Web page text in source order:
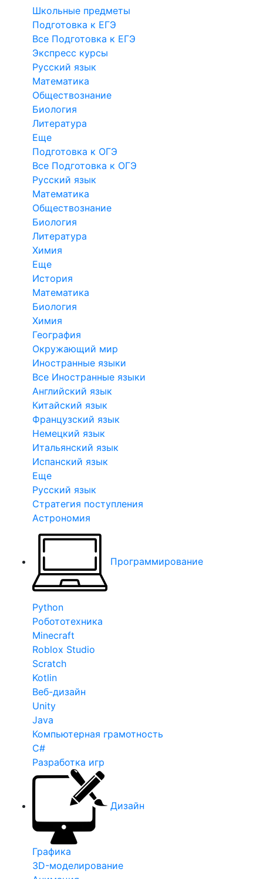
Школьные предметы
Подготовка к ЕГЭ
Все Подготовка к ЕГЭ
Экспресс курсы
Русский язык
Математика
Обществознание
Биология
Литература
Еще
Подготовка к ОГЭ
Все Подготовка к ОГЭ
Русский язык
Математика
Обществознание
Биология
Литература
Химия
Еще
История
Математика
Биология
Химия
География
Окружающий мир
Иностранные языки
Все Иностранные языки
Английский язык
Китайский язык
Французский язык
Немецкий язык
Итальянский язык
Испанский язык
Еще
Русский язык
Стратегия поступления
Астрономия
Программирование
Python
Робототехника
Minecraft
Roblox Studio
Scratch
Kotlin
Веб-дизайн
Unity
Java
Компьютерная грамотность
C#
Разработка игр
Дизайн
Графика
3D-моделирование